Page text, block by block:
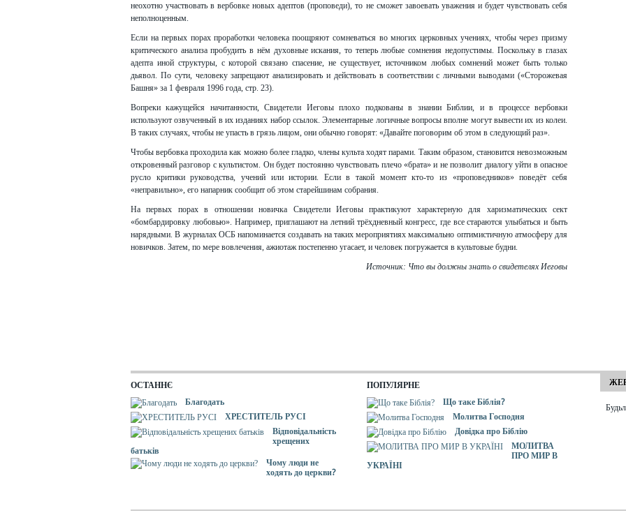
неохотно участвовать в вербовке новых адептов (проповеди), то не сможет завоевать уважения и будет чувствовать себя
неполноценным.
Если на первых порах проработки человека поощряют сомневаться во многих церковных учениях, чтобы через призму
критического анализа пробудить в нём духовные искания, то теперь любые сомнения недопустимы. Поскольку в глазах
адепта иной структуры, с которой связано спасение, не существует, источником любых сомнений может быть только
дьявол. По сути, человеку запрещают анализировать и действовать в соответствии с личными выводами («Сторожевая
Башня» за 1 февраля 1996 года, стр. 23).
Вопреки кажущейся начитанности, Свидетели Иеговы плохо подкованы в знании Библии, и в процессе вербовки
используют озвученный в их изданиях набор ссылок. Элементарные логичные вопросы вполне могут вывести их из колеи.
В таких случаях, чтобы не упасть в грязь лицом, они обычно говорят: «Давайте поговорим об этом в следующий раз».
Чтобы вербовка проходила как можно более гладко, члены культа ходят парами. Таким образом, становится невозможным
откровенный разговор с культистом. Он будет постоянно чувствовать плечо «брата» и не позволит диалогу уйти в опасное
русло критики руководства, учений или истории. Если в такой момент кто-то из «проповедников» поведёт себя
«неправильно», его напарник сообщит об этом старейшинам собрания.
На первых порах в отношении новичка Свидетели Иеговы практикуют характерную для харизматических сект
«бомбардировку любовью». Например, приглашают на летний трёхдневный конгресс, где все стараются улыбаться и быть
нарядными. В журналах ОСБ напоминается создавать на таких мероприятиях максимально оптимистичную атмосферу для
новичков. Затем, по мере вовлечения, ажиотаж постепенно угасает, и человек погружается в культовые будни.
Источник: Что вы должны знать о свидетелях Иеговы
ОСТАННЄ
Благодать
ХРЕСТИТЕЛЬ РУСІ
Відповідальність
хрещених
батьків
Чому люди не
ходять до церкви?
ПОПУЛЯРНЕ
Що таке Біблія?
Молитва Господня
Довідка про Біблію
МОЛИТВА
ПРО МИР В
УКРАЇНІ